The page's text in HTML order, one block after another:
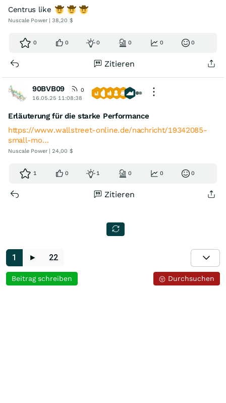
Centrus like
Nuscale Power | 38,20 $
0 0 0 0 0 0
Zitieren
90BVB09
0
16.05.25 11:08:38
Erläuterung für die starke Performance
https://www.wallstreet-online.de/nachricht/19342085-
small-mo…
Nuscale Power | 24,00 $
1 0 1 0 0 0
Zitieren
1 ► 22
Durchsuchen
Beitrag schreiben